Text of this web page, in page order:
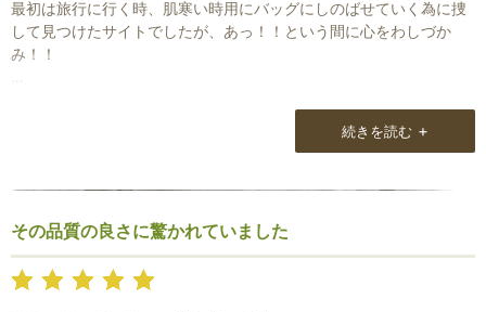
最初は旅行に行く時、肌寒い時用にバッグにしのばせていく為に捜
して見つけたサイトでしたが、あっ！！という間に心をわしづか
み！！
何といっても天然素材100%選ぶのに迷うくらいの種類の多さ。
そしてお2人からからあふれるストール愛とお客様への細かなお心使
が、私を含めたたくさんのファンの方々に伝わっているのではない
でしょうか。
続きを読む +
その品質の良さに驚かれていました